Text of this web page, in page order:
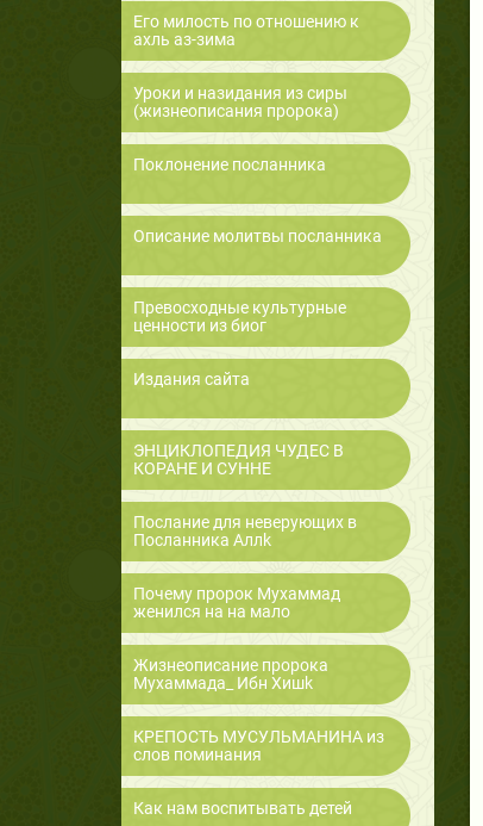
Его милость по отношению к
ахль аз-зима
Уроки и назидания из сиры
(жизнеописания пророка)
Поклонение посланника
Описание молитвы посланника
Превосходные культурные
ценности из биог
Издания сайта
ЭНЦИКЛОПЕДИЯ ЧУДЕС В
КОРАНЕ И СУННЕ
Послание для неверующих в
Посланника Аллk
Почему пророк Мухаммад
женился на на мало
Жизнеописание пророка
Мухаммада_ Ибн Хишk
КРЕПОСТЬ МУСУЛЬМАНИНА из
слов поминания
Как нам воспитывать детей